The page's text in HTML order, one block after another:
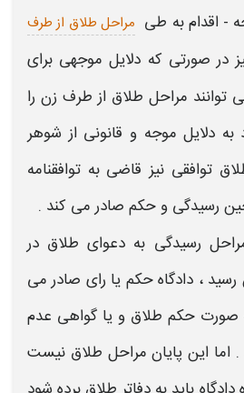
- اقدام به طی مراحل طلاق از طرف
در صورتی که دلایل موجهی برای
توانند مراحل طلاق از طرف زن را
به دلایل موجه و قانونی از شوهر
توافقی نیز قاضی به توافقنامه
رسیدگی و حکم صادر می کند .
رسیدگی به دعوای طلاق در
رسید ، دادگاه حکم یا رای صادر می
صورت حکم طلاقو یا گواهی عدم
این پایان مراحل طلاق نیست